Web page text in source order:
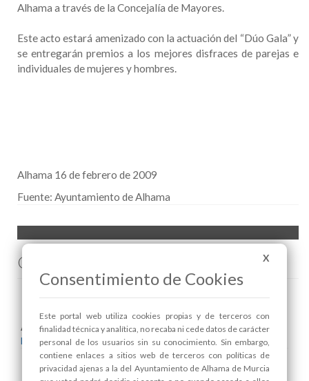
Alhama a través de la Concejalía de Mayores.
Este acto estará amenizado con la actuación del “Dúo Gala” y
se entregarán premios a los mejores disfraces de parejas e
individuales de mujeres y hombres.
Alhama 16 de febrero de 2009
Fuente: Ayuntamiento de Alhama
Comenta esta noticia en Facebook
Areas relacionadas:
Mayores
X
Consentimiento de Cookies
Este portal web utiliza cookies propias y de terceros con
finalidad técnica y analítica, no recaba ni cede datos de carácter
personal de los usuarios sin su conocimiento. Sin embargo,
contiene enlaces a sitios web de terceros con políticas de
privacidad ajenas a la del Ayuntamiento de Alhama de Murcia